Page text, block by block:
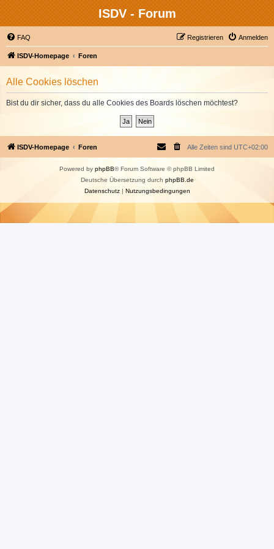
ISDV - Forum
FAQ Anmelden
Registrieren
ISDV-Homepage Foren
Alle Cookies löschen
Bist du dir sicher, dass du alle Cookies des Boards löschen möchtest?
ISDV-Homepage Foren Alle Zeiten sind UTC+02:00
Powered by phpBB® Forum Software © phpBB Limited
Deutsche Übersetzung durch phpBB.de
Datenschutz| Nutzungsbedingungen